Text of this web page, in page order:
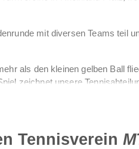
mit diversen Teams teil
als den kleinen gelben Ball
zeichnet unsere
uns auf Euch !
Tennisverein